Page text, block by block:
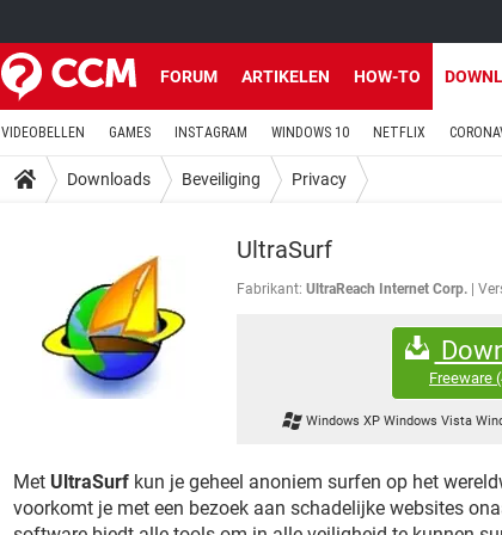
FORUM ARTIKELEN HOW-TO
VIDEOBELLEN GAMES INSTAGRAM WINDOWS 10 NETFLIX
Downloads Beveiliging Privacy
UltraSurf
Fabrikant: UltraReach Internet Corp.
Freeware
Windows XP Windows Vista
Met UltraSurf kun je geheel anoniem surfen op het
voorkomt je met een bezoek aan schadelijke websites